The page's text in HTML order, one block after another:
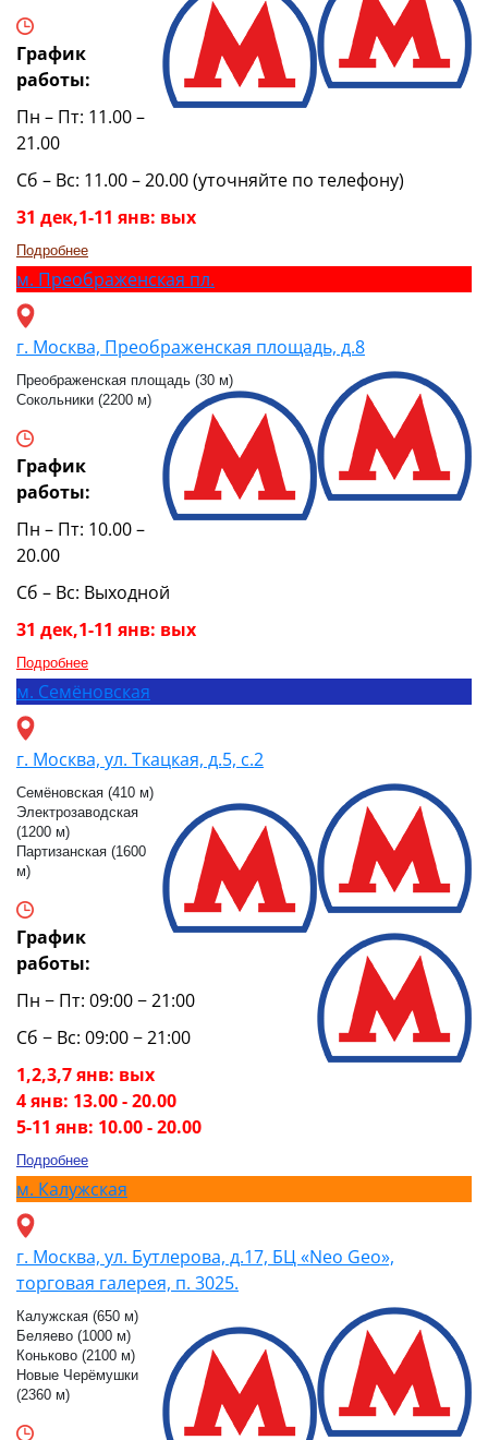
График
работы:
Пн – Пт: 11.00 –
21.00
Сб – Вс: 11.00 – 20.00 (уточняйте по телефону)
31 дек,1-11 янв: вых
Подробнее
м. Преображенская пл.
г. Москва, Преображенская площадь, д.8
Преображенская площадь (30 м)
Сокольники (2200 м)
График
работы:
Пн – Пт: 10.00 –
20.00
Сб – Вс: Выходной
31 дек,1-11 янв: вых
Подробнее
м. Семёновская
г. Москва, ул. Ткацкая, д.5, с.2
Семёновская (410 м)
Электрозаводская
(1200 м)
Партизанская (1600
м)
График
работы:
Пн − Пт: 09:00 − 21:00
Сб − Вс: 09:00 − 21:00
1,2,3,7 янв: вых
4 янв: 13.00 - 20.00
5-11 янв: 10.00 - 20.00
Подробнее
м. Калужская
г. Москва, ул. Бутлерова, д.17, БЦ «Neo Geo»,
торговая галерея, п. 3025.
Калужская (650 м)
Беляево (1000 м)
Коньково (2100 м)
Новые Черёмушки
(2360 м)